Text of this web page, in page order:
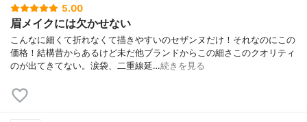
5.00
眉メイクには欠かせない
こんなに細くて折れなくて描きやすいのセザンヌだけ！それなのにこの
価格！結構昔からあるけど未だ他ブランドからこの細さこのクオリティ
のが出てきてない。涙袋、二重線延…続きを見る